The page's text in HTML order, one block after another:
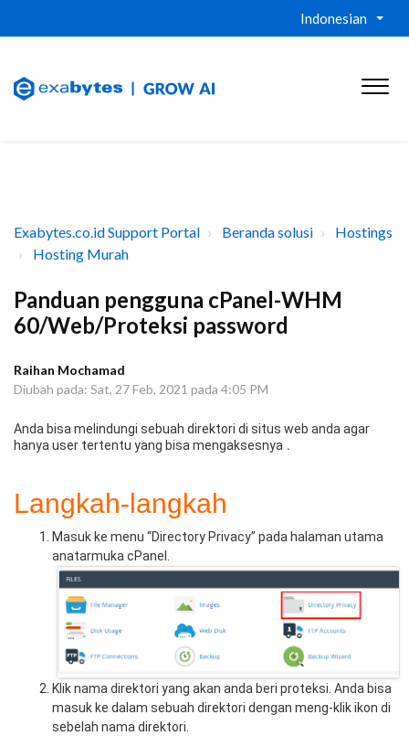
Indonesian
Exabytes.co.id Support Portal Beranda solusi
Hostings
Hosting Murah
Panduan pengguna cPanel-WHM
60/Web/Proteksi password
Raihan Mochamad
Diubah pada: Sat, 27 Feb, 2021 pada 4:05 PM
Anda bisa melindungi sebuah direktori di situs web anda agar
hanya user tertentu yang bisa mengaksesnya .
Langkah-langkah
Masuk ke menu “Directory Privacy” pada halaman utama
anatarmuka cPanel.
Klik nama direktori yang akan anda beri proteksi. Anda bisa
masuk ke dalam sebuah direktori dengan meng-klik ikon di
sebelah nama direktori.